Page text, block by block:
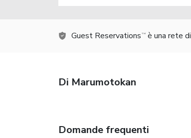
Guest Reservations TM è una rete
Di Marumotokan
Domande frequenti